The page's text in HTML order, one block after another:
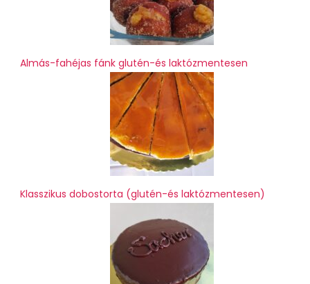
Almás-fahéjas fánk glutén-és laktózmentesen
Klasszikus dobostorta (glutén-és laktózmentesen)